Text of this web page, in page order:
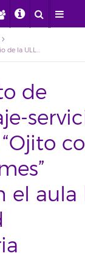
El proyecto de aprendizaje-servicio de la ULL “Ojito con lo que comes” aborda en el aula la seguridad alimentaria
de
el aula